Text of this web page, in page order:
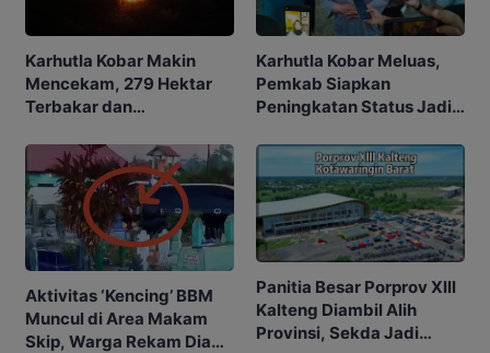
Karhutla Kobar Makin
Mencekam, 279 Hektar
Terbakar dan
Terganggu
Karhutla Kobar Meluas,
Pemkab Siapkan
Peningkatan Status Jadi
Aktivitas ‘Kencing’ BBM
Muncul di Area Makam
Skip, Warga Rekam Diam-
Panitia Besar Porprov Xlll
Kalteng Diambil Alih
Provinsi, Sekda Jadi